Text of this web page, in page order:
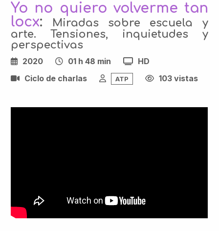
Yo no quiero volverme tan
locx: Miradas sobre escuela y
arte. Tensiones, inquietudes y
perspectivas
2020 01 h 48 min
HD
Ciclo de charlas
ATP 103 vistas